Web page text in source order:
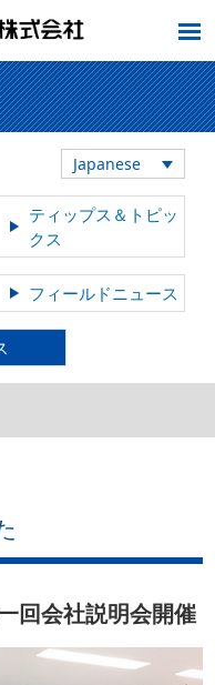
Japanese
ティップス＆トピッ
クス
フィールドニュース
回会社説明会開催